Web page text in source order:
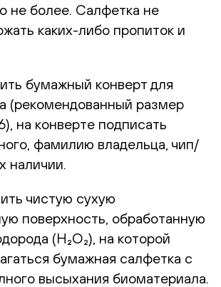
не более. Салфетка не
каких-либо пропиток и
бумажный конверт для
(рекомендованный размер
на конверте подписать
фамилию владельца, чип/
наличии.
чистую сухую
поверхность, обработанную
(H₂O₂), на которой
бумажная салфетка с
высыхания биоматериала.